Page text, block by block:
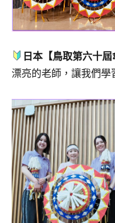
日本【鳥取第六十
漂亮的老師，讓我們學